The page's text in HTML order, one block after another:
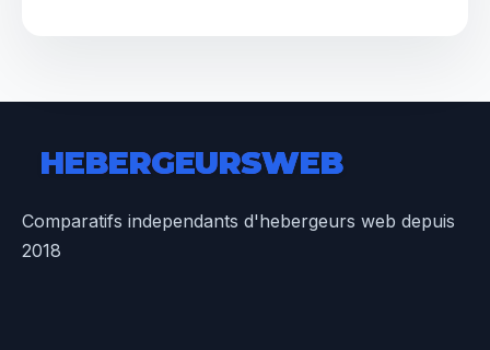
HEBERGEURSWEB
Comparatifs independants d'hebergeurs web depuis
2018